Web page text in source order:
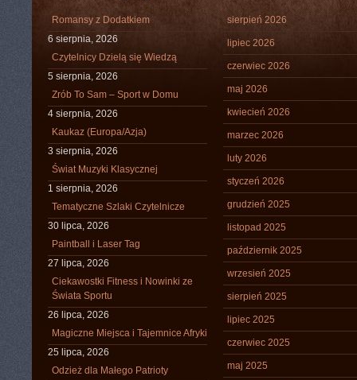
Romansy z Dodatkiem
6 sierpnia, 2026
Czytelnicy Dzielą się Wiedzą
5 sierpnia, 2026
Zrób To Sam – Sport w Domu
4 sierpnia, 2026
Kaukaz (Europa/Azja)
3 sierpnia, 2026
Świat Muzyki Klasycznej
1 sierpnia, 2026
Tematyczne Szlaki Czytelnicze
30 lipca, 2026
Paintball i Laser Tag
27 lipca, 2026
Ciekawostki Fitness i Nowinki ze
Świata Sportu
26 lipca, 2026
Magiczne Miejsca i Tajemnice Afryki
25 lipca, 2026
Odzież dla Małego Patrioty
sierpień 2026
lipiec 2026
czerwiec 2026
maj 2026
kwiecień 2026
marzec 2026
luty 2026
styczeń 2026
grudzień 2025
listopad 2025
październik 2025
wrzesień 2025
sierpień 2025
lipiec 2025
czerwiec 2025
maj 2025